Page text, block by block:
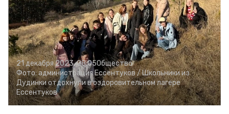
21 декабря 2023, 08:05Общество
Фото:администрация Ессентуков /Школьники из
Дудинки отдохнули в оздоровительном лагере
Ессентуков